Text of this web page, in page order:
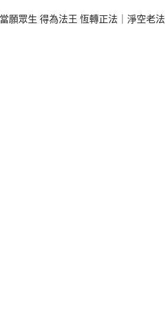
願眾生 得為法王 恆轉正法｜淨空老法